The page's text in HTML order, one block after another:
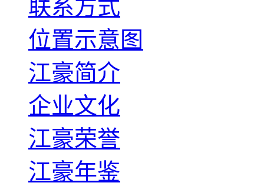
联系方式
位置示意图
江豪简介
企业文化
江豪荣誉
江豪年鉴